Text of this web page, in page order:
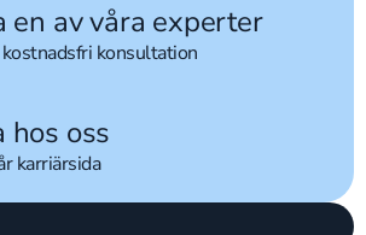
en av våra experter
konsultation
hos oss
karriärsida